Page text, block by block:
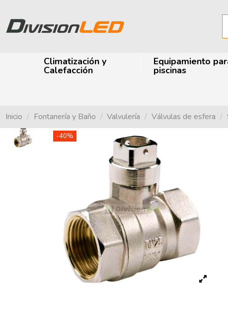
Climatización y
Calefacción
Equipamiento
piscinas
Inicio Fontanería y Baño Valvulería Válvulas de esfera
-40%